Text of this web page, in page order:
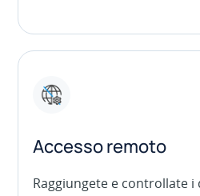
Accesso remoto
Raggiungete e controllate